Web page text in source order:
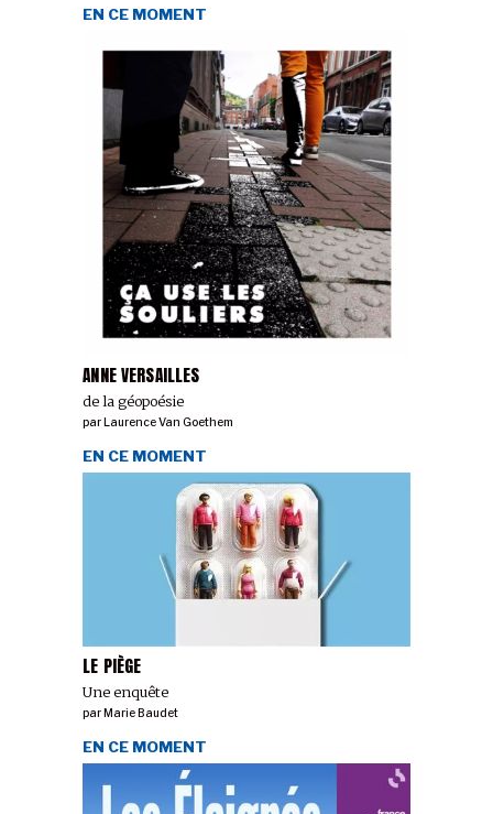
ANNE VERSAILLES
de la géopoésie
EN CE MOMENT
par Laurence Van Goethem
LE PIÈGE
Une enquête
EN CE MOMENT
parMarie Baudet
EN CE MOMENT